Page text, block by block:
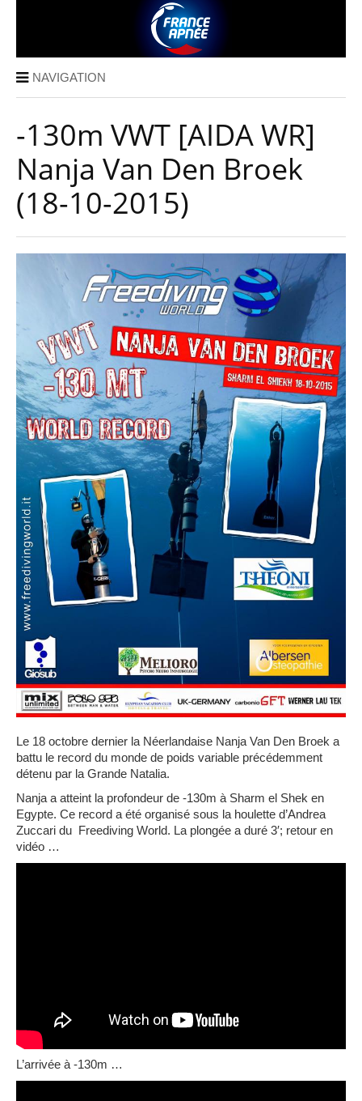
NAVIGATION
-130m VWT [AIDA WR]
Nanja Van Den Broek
(18-10-2015)
Le 18 octobre dernier la Néerlandaise Nanja Van Den Broek a
battu le record du monde de poids variable précédemment
détenu par la Grande Natalia.
Nanja a atteint la profondeur de -130m à Sharm el Shek en
Egypte. Ce record a été organisé sous la houlette d’Andrea
Zuccari du Freediving World. La plongée a duré 3′; retour en
vidéo …
L’arrivée à -130m …